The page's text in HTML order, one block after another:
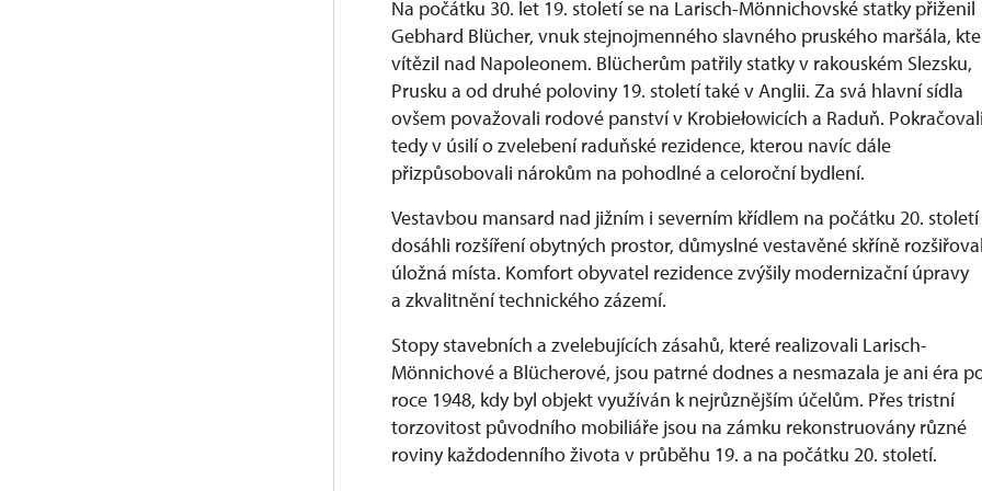
Na počátku 30. let 19. století se na Larisch-Mönnichovské statky přiženil
Gebhard Blücher, vnuk stejnojmenného slavného pruského maršála,
vítězil nad Napoleonem. Blücherům patřily statky v rakouském Slezsku,
Prusku a od druhé poloviny 19. století také v Anglii. Za svá hlavní sídla
ovšem považovali rodové panství v Krobiełowicích a Raduň. Pokračovali
tedy v úsilí o zvelebení raduňské rezidence, kterou navíc dále
přizpůsobovali nárokům na pohodlné a celoroční bydlení.
Vestavbou mansard nad jižním i severním křídlem na počátku 20. století
dosáhli rozšíření obytných prostor, důmyslné vestavěné skříně
úložná místa. Komfort obyvatel rezidence zvýšily modernizační úpravy
a zkvalitnění technického zázemí.
Stopy stavebních a zvelebujících zásahů, které realizovali Larisch-
Mönnichové a Blücherové, jsou patrné dodnes a nesmazala je ani éra
roce 1948, kdy byl objekt využíván k nejrůznějším účelům. Přes tristní
torzovitost původního mobiliáře jsou na zámku rekonstruovány různé
roviny každodenního života v průběhu 19. a na počátku 20. století.